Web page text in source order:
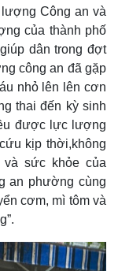
Công an và
của thành phố
dân trong đợt
công an đã gặp
nhỏ lên lên cơn
thai đến kỳ sinh
được lực lượng
kịp thời,không
sức khỏe của
an phường cùng
cơm, mì tôm và